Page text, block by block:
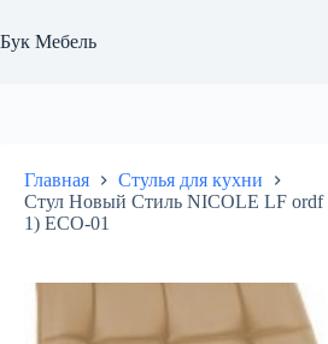
к
сути
Бук Мебель
Главная
Стулья для кухни
Стул Новый Стиль NICOLE LF
1) ECO-01